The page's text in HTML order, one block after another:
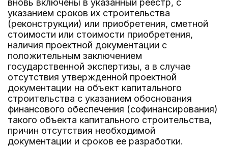
вновь включены в указанный реестр, с
указанием сроков их строительства
(реконструкции) или приобретения, сметной
стоимости или стоимости приобретения,
наличия проектной документации с
положительным заключением
государственной экспертизы, а в случае
отсутствия утвержденной проектной
документации на объект капитального
строительства с указанием обоснования
финансового обеспечения (софинансирования)
такого объекта капитального строительства,
причин отсутствия необходимой
документации и сроков ее разработки.